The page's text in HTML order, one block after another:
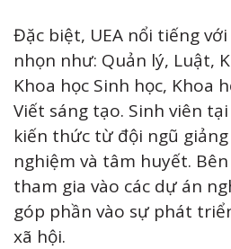
Đặc biệt, UEA nổi tiếng
nhọn như: Quản lý, Luật,
Khoa học Sinh học, Khoa
Viết sáng tạo. Sinh viên
kiến thức từ đội ngũ
nghiệm và tâm huyết.
tham gia vào các dự án
góp phần vào sự phát
xã hội.